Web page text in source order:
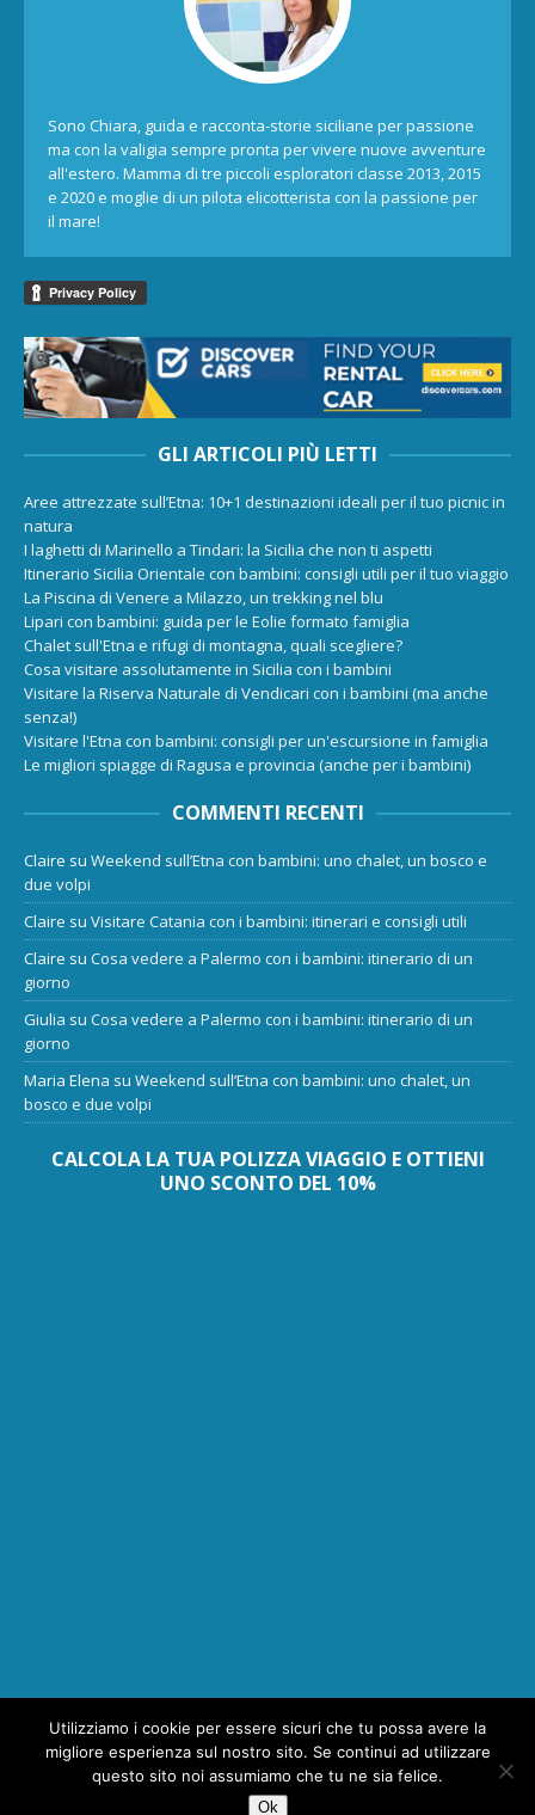
Sono Chiara, guida e racconta-storie siciliane per passione
ma con la valigia sempre pronta per vivere nuove avventure
all'estero. Mamma di tre piccoli esploratori classe 2013, 2015
e 2020 e moglie di un pilota elicotterista con la passione per
il mare!
GLI ARTICOLI PIÙ LETTI
Aree attrezzate sull’Etna: 10+1 destinazioni ideali per il tuo picnic in
natura
I laghetti di Marinello a Tindari: la Sicilia che non ti aspetti
Itinerario Sicilia Orientale con bambini: consigli utili per il tuo viaggio
La Piscina di Venere a Milazzo, un trekking nel blu
Lipari con bambini: guida per le Eolie formato famiglia
Chalet sull'Etna e rifugi di montagna, quali scegliere?
Cosa visitare assolutamente in Sicilia con i bambini
Visitare la Riserva Naturale di Vendicari con i bambini (ma anche
senza!)
Visitare l'Etna con bambini: consigli per un'escursione in famiglia
Le migliori spiagge di Ragusa e provincia (anche per i bambini)
COMMENTI RECENTI
Claire su Weekend sull’Etna con bambini: uno chalet, un bosco e
due volpi
Claire su Visitare Catania con i bambini: itinerari e consigli utili
Claire su Cosa vedere a Palermo con i bambini: itinerario di un
giorno
Giulia su Cosa vedere a Palermo con i bambini: itinerario di un
giorno
Maria Elena su Weekend sull’Etna con bambini: uno chalet, un
bosco e due volpi
CALCOLA LA TUA POLIZZA VIAGGIO E OTTIENI
UNO SCONTO DEL 10%
Utilizziamo i cookie per essere sicuri che tu possa avere la
migliore esperienza sul nostro sito. Se continui ad utilizzare
questo sito noi assumiamo che tu ne sia felice.
Ok